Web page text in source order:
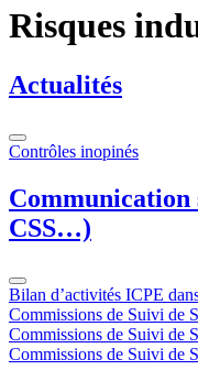
Risques
Actualités
Contrôles inopinés
Communication
CSS…)
Bilan d’activités ICPE
Commissions de Suivi de
Commissions de Suivi de
Commissions de Suivi de